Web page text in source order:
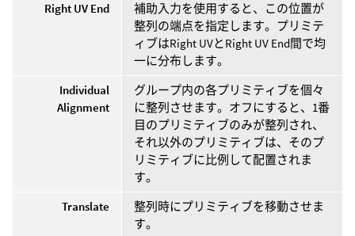
Right UV End
補助入力を使用すると、この位置が
整列の端点を指定します。プリミテ
ィブはRight UVとRight UV End間で均
一に分布します。
Individual
Alignment
グループ内の各プリミティブを個々
に整列させます。オフにすると、1番
目のプリミティブのみが整列され、
それ以外のプリミティブは、そのプ
リミティブに比例して配置されま
す。
Translate
整列時にプリミティブを移動させま
す。